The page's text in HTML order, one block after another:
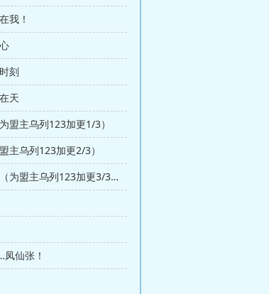
我！
刻
天
盟主乌列123加更1/3）
主乌列123加更2/3）
第八章 为众人抱薪者（为盟主乌列123加更3/3）
仙张！